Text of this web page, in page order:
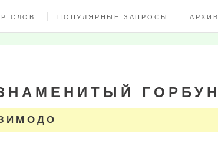
СЛОВ ПОПУЛЯРНЫЕ ЗАПРОСЫ АРХИВ
ГОРБУН